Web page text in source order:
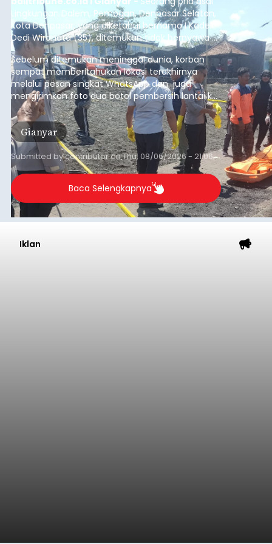
Lingkungan Dalem, Pemogan, Denpasar Selatan,
Kota Denpasar, yang diketahui bernama I Kadek
Dedi Wiranata (35), ditemukan tidak bernyawa di
pesisir Pantai Purnama, Sukawati.
Sebelum ditemukan meninggal dunia, korban
sempat memberitahukan lokasi terakhirnya
melalui pesan singkat WhatsApp dan juga
mengirimkan foto dua botol pembersih lantai ke
istrinya.
Gianyar
Submitted bycontributoronThu, 08/06/2026 - 21:06
Baca Selengkapnya
Iklan